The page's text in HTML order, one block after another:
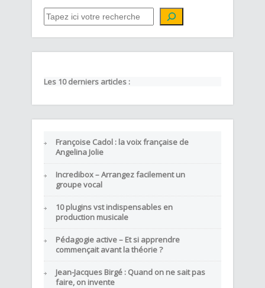
QUE CHERCHEZ-VOUS ?
Les 10 derniers articles :
Françoise Cadol : la voix française de
Angelina Jolie
Incredibox – Arrangez facilement un
groupe vocal
10 plugins vst indispensables en
production musicale
Pédagogie active – Et si apprendre
commençait avant la théorie ?
Jean-Jacques Birgé : Quand on ne sait pas
faire, on invente